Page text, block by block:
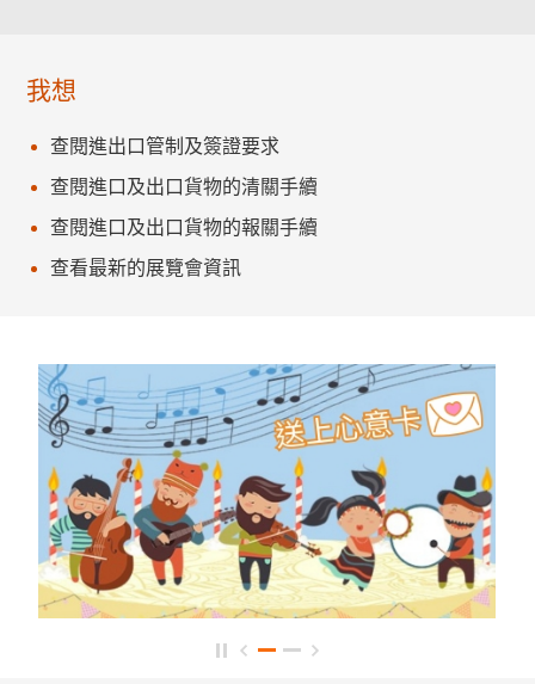
我想
查閱進出口管制及簽證要求
查閱進口及出口貨物的清關手續
查閱進口及出口貨物的報關手續
查看最新的展覽會資訊